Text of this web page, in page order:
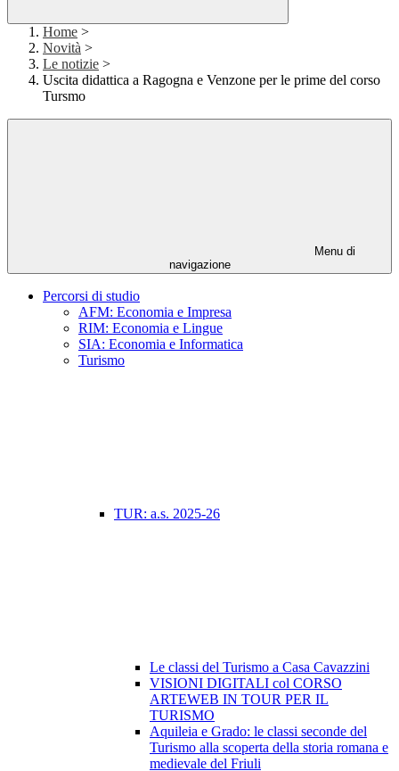
Home >
Novità >
Le notizie >
Uscita didattica a Ragogna e Venzone per le prime del corso
Tursmo
Menu di
navigazione
Percorsi di studio
AFM: Economia e Impresa
RIM: Economia e Lingue
SIA: Economia e Informatica
Turismo
TUR: a.s. 2025-26
Le classi del Turismo a Casa Cavazzini
VISIONI DIGITALI col CORSO
ARTEWEB IN TOUR PER IL
TURISMO
Aquileia e Grado: le classi seconde del
Turismo alla scoperta della storia romana e
medievale del Friuli